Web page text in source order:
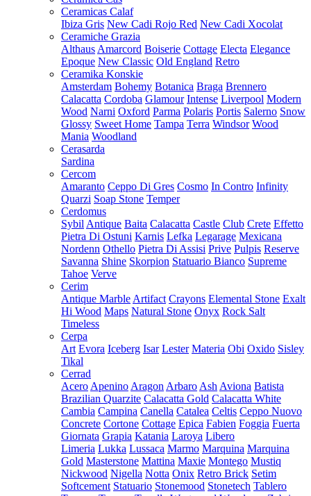
Ceramicas Calaf
Ibiza Gris New Cadi Rojo Red New Cadi Xocolat
Ceramiche Grazia
Althaus Amarcord Boiserie Cottage Electa Elegance
Epoque New Classic Old England Retro
Ceramika Konskie
Amsterdam Bohemy Botanica Braga Brennero
Calacatta Cordoba Glamour Intense Liverpool Modern
Wood Narni Oxford Parma Polaris Portis Salerno Snow
Glossy Sweet Home Tampa Terra Windsor Wood
Mania Woodland
Cerasarda
Sardina
Cercom
Amaranto Ceppo Di Gres Cosmo In Contro Infinity
Quarzi Soap Stone Temper
Cerdomus
Sybil Antique Baita Calacatta Castle Club Crete Effetto
Pietra Di Ostuni Karnis Lefka Legarage Mexicana
Nordenn Othello Pietra Di Assisi Prive Pulpis Reserve
Savanna Shine Skorpion Statuario Bianco Supreme
Tahoe Verve
Cerim
Antique Marble Artifact Crayons Elemental Stone Exalt
Hi Wood Maps Natural Stone Onyx Rock Salt
Timeless
Cerpa
Art Evora Iceberg Isar Lester Materia Obi Oxido Sisley
Tikal
Cerrad
Acero Apenino Aragon Arbaro Ash Aviona Batista
Brazilian Quarzite Calacatta Gold Calacatta White
Cambia Campina Canella Catalea Celtis Ceppo Nuovo
Concrete Cortone Cottage Epica Fabien Foggia Fuerta
Giornata Grapia Katania Laroya Libero
Limeria Lukka Lussaca Marmo Marquina Marquina
Gold Masterstone Mattina Maxie Montego Mustiq
Nickwood Nigella Notta Onix Retro Brick Setim
Softcement Statuario Stonemood Stonetech Tablero